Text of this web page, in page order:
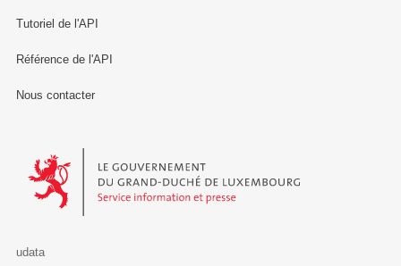
Tutoriel de l'API
Référence de l'API
Nous contacter
Le Gouvernement du Grand-Duché de Luxembourg - Service
udata